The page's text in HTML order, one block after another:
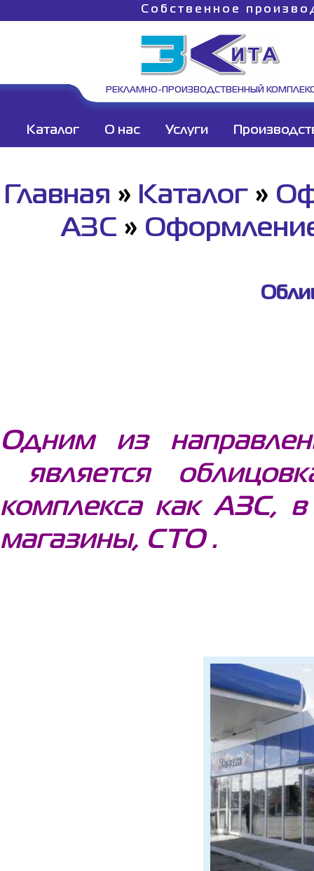
Собственное
РЕКЛАМНО-ПРОИЗВОДСТВЕННЫЙ
Каталог О нас Услуги
Главная » Каталог»
АЗС »
Одним из
является
комплекса как АЗС,
магазины, СТО .